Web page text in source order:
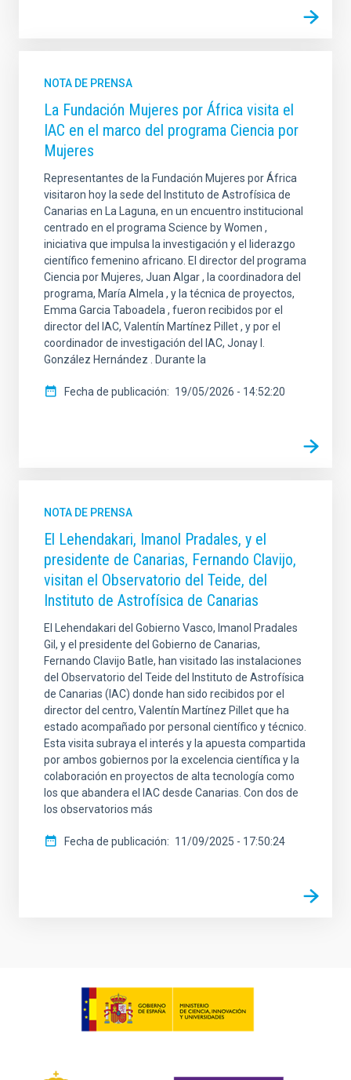
NOTA DE PRENSA
La Fundación Mujeres por África visita el
IAC en el marco del programa Ciencia por
Mujeres
Representantes de la Fundación Mujeres por África
visitaron hoy la sede del Instituto de Astrofísica de
Canarias en La Laguna, en un encuentro institucional
centrado en el programa Science by Women ,
iniciativa que impulsa la investigación y el liderazgo
científico femenino africano. El director del programa
Ciencia por Mujeres, Juan Algar , la coordinadora del
programa, María Almela , y la técnica de proyectos,
Emma Garcia Taboadela , fueron recibidos por el
director del IAC, Valentín Martínez Pillet , y por el
coordinador de investigación del IAC, Jonay I.
González Hernández . Durante la
Fecha de publicación 19/05/2026 - 14:52:20
NOTA DE PRENSA
El Lehendakari, Imanol Pradales, y el
presidente de Canarias, Fernando Clavijo,
visitan el Observatorio del Teide, del
Instituto de Astrofísica de Canarias
El Lehendakari del Gobierno Vasco, Imanol Pradales
Gil, y el presidente del Gobierno de Canarias,
Fernando Clavijo Batle, han visitado las instalaciones
del Observatorio del Teide del Instituto de Astrofísica
de Canarias (IAC) donde han sido recibidos por el
director del centro, Valentín Martínez Pillet que ha
estado acompañado por personal científico y técnico.
Esta visita subraya el interés y la apuesta compartida
por ambos gobiernos por la excelencia científica y la
colaboración en proyectos de alta tecnología como
los que abandera el IAC desde Canarias. Con dos de
los observatorios más
Fecha de publicación 11/09/2025 - 17:50:24